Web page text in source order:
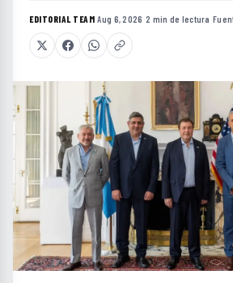
EDITORIAL TEAM·Aug 6, 2026 ·2 min de lectura ·